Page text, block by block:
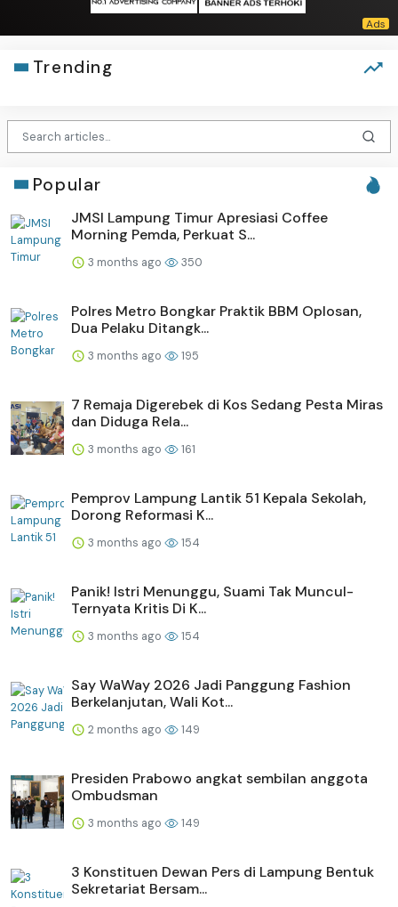
Trending
Popular
JMSI Lampung Timur Apresiasi Coffee
Morning Pemda, Perkuat S...
3 months ago 350
Polres Metro Bongkar Praktik BBM Oplosan,
Dua Pelaku Ditangk...
3 months ago 195
7 Remaja Digerebek di Kos Sedang Pesta Miras
dan Diduga Rela...
3 months ago 161
Pemprov Lampung Lantik 51 Kepala Sekolah,
Dorong Reformasi K...
3 months ago 154
Panik! Istri Menunggu, Suami Tak Muncul-
Ternyata Kritis Di K...
3 months ago 154
Say WaWay 2026 Jadi Panggung Fashion
Berkelanjutan, Wali Kot...
2 months ago 149
Presiden Prabowo angkat sembilan anggota
Ombudsman
3 months ago 149
3 Konstituen Dewan Pers di Lampung Bentuk
Sekretariat Bersam...